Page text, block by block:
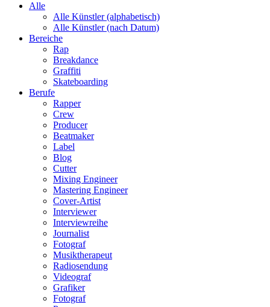
Alle
Alle Künstler (alphabetisch)
Alle Künstler (nach Datum)
Bereiche
Rap
Breakdance
Graffiti
Skateboarding
Berufe
Rapper
Crew
Producer
Beatmaker
Label
Blog
Cutter
Mixing Engineer
Mastering Engineer
Cover-Artist
Interviewer
Interviewreihe
Journalist
Fotograf
Musiktherapeut
Radiosendung
Videograf
Grafiker
Fotograf